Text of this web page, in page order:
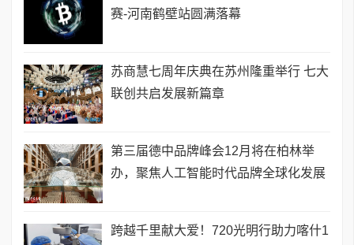
赛-河南鹤壁站圆满落幕
苏商慧七周年庆典在苏州隆重举行 七大
联创共启发展新篇章
第三届德中品牌峰会12月将在柏林举
办，聚焦人工智能时代品牌全球化发展
跨越千里献大爱！720光明行助力喀什1